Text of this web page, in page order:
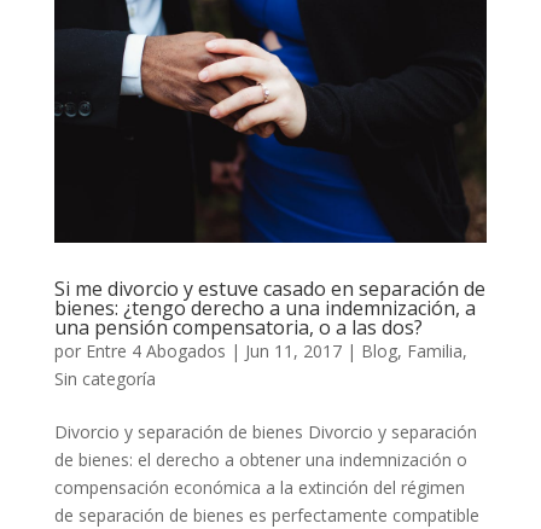
Si me divorcio y estuve casado en separación de
bienes: ¿tengo derecho a una indemnización, a
una pensión compensatoria, o a las dos?
por Entre 4 Abogados | Jun 11, 2017| Blog, Familia,
Sin categoría
Divorcio y separación de bienes Divorcio y separación
de bienes: el derecho a obtener una indemnización o
compensación económica a la extinción del régimen
de separación de bienes es perfectamente compatible